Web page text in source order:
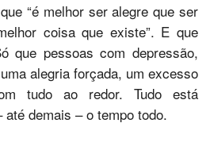
“é melhor ser alegre que ser
coisa que existe”. E que
que pessoas com depressão,
alegria forçada, um excesso
tudo ao redor. Tudo está
demais – o tempo todo.